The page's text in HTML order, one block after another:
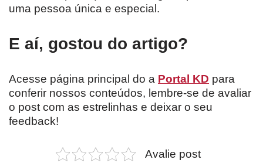
uma pessoa única e especial.
E aí, gostou do artigo?
Acesse página principal do a Portal KD para
conferir nossos conteúdos, lembre-se de avaliar
o post com as estrelinhas e deixar o seu
feedback!
Avalie post